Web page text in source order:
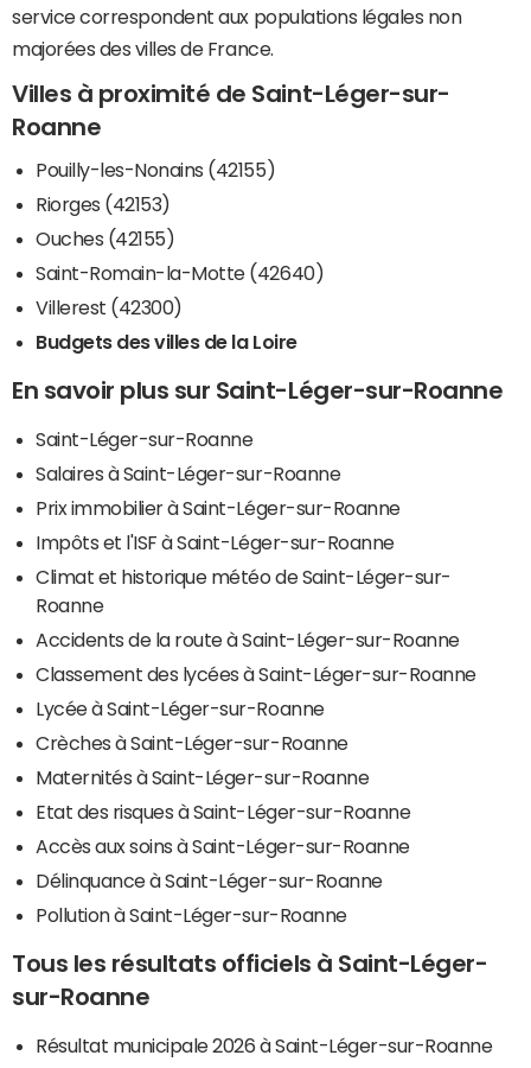
service correspondent aux populations légales non
majorées des villes de France.
Villes à proximité de Saint-Léger-sur-
Roanne
Pouilly-les-Nonains (42155)
Riorges (42153)
Ouches (42155)
Saint-Romain-la-Motte (42640)
Villerest (42300)
Budgets des villes de la Loire
En savoir plus sur Saint-Léger-sur-Roanne
Saint-Léger-sur-Roanne
Salaires à Saint-Léger-sur-Roanne
Prix immobilier à Saint-Léger-sur-Roanne
Impôts et l'ISF à Saint-Léger-sur-Roanne
Climat et historique météo de Saint-Léger-sur-
Roanne
Accidents de la route à Saint-Léger-sur-Roanne
Classement des lycées à Saint-Léger-sur-Roanne
Lycée à Saint-Léger-sur-Roanne
Crèches à Saint-Léger-sur-Roanne
Maternités à Saint-Léger-sur-Roanne
Etat des risques à Saint-Léger-sur-Roanne
Accès aux soins à Saint-Léger-sur-Roanne
Délinquance à Saint-Léger-sur-Roanne
Pollution à Saint-Léger-sur-Roanne
Tous les résultats officiels à Saint-Léger-
sur-Roanne
Résultat municipale 2026 à Saint-Léger-sur-Roanne